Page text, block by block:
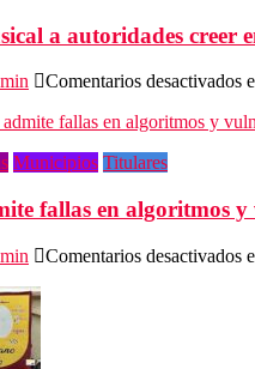
a autoridades creer
Comentarios desactivados
Municipios Titulares
fallas en algoritmos
Comentarios desactivados